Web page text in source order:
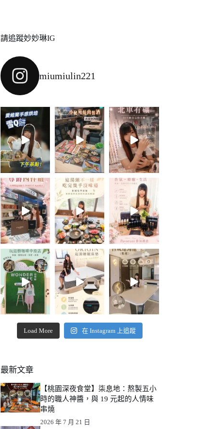
請追蹤妙妙琳IG
miumiulin221
Load More 在 Instagram 上追蹤
最新文章
【桃園深夜食堂】柒息地：熬製五小
時的職人神醬，與 19 元起的人情味
串燒
2026 年 7 月 21 日